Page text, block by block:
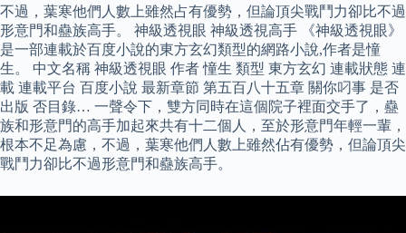
不過，葉寒他們人數上雖然占有優勢，但論頂尖戰鬥力卻比不過
形意門和蠱族高手。 神級透視眼 神級透視高手 《神級透視眼》
是一部連載於百度小說的東方玄幻類型的網路小說,作者是憧
生。 中文名稱 神級透視眼 作者 憧生 類型 東方玄幻 連載狀態 連
載 連載平台 百度小說 最新章節 第五百八十五章 關你叼事 是否
出版 否目錄… 一聲令下，雙方同時在這個院子裡面交手了，蠱
族和形意門的高手加起來共有十二個人，至於形意門年輕一輩，
根本不足為慮，不過，葉寒他們人數上雖然佔有優勢，但論頂尖
戰鬥力卻比不過形意門和蠱族高手。